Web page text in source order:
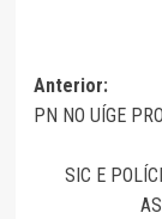
de
artigos
Anterior:
PN NO UÍGE
SIC E